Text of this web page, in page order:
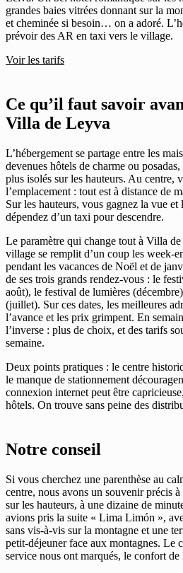
grandes baies vitrées donnant sur la
et cheminée si besoin… on a adoré.
prévoir des AR en taxi vers le village.
Voir les tarifs
Ce qu’il faut savoir
Villa de Leyva
L’hébergement se partage entre les
devenues hôtels de charme ou
plus isolés sur les hauteurs. Au centre,
l’emplacement : tout est à distance de
Sur les hauteurs, vous gagnez la vue et
dépendez d’un taxi pour descendre.
Le paramètre qui change tout à Villa
village se remplit d’un coup les week-
pendant les vacances de Noël et de
de ses trois grands rendez-vous : le
août), le festival de lumières
(juillet). Sur ces dates, les meilleures
l’avance et les prix grimpent. En
l’inverse : plus de choix, et des tarifs
semaine.
Deux points pratiques : le centre
le manque de stationnement
connexion internet peut être
hôtels. On trouve sans peine des
Notre conseil
Si vous cherchez une parenthèse au
centre, nous avons un souvenir précis
sur les hauteurs, à une dizaine de
avions pris la suite « Lima Limón »,
sans vis-à-vis sur la montagne et une
petit-déjeuner face aux montagnes. Le
service nous ont marqués, le confort de